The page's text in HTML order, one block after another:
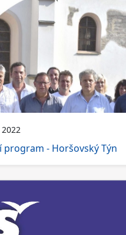
program - Horšovský Týn